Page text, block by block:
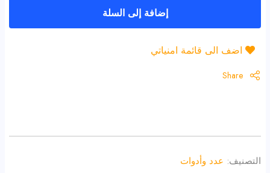
إضافة إلى السلة
اضف الى قائمة امنياتي
Share
التصنيف: عدد وأدوات